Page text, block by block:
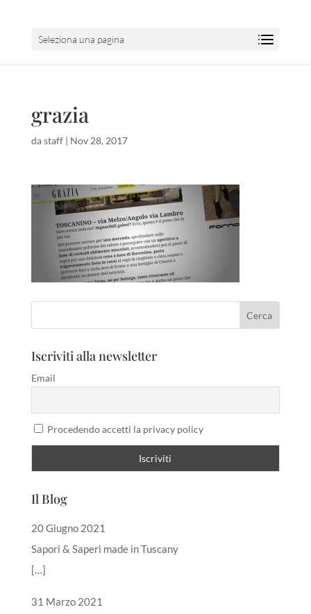
Seleziona una pagina
grazia
dastaff| Nov 28, 2017
Iscriviti alla newsletter
Email
Procedendo accetti la privacy policy
Il Blog
20 Giugno 2021
Sapori & Saperi made in Tuscany
[…]
31 Marzo 2021